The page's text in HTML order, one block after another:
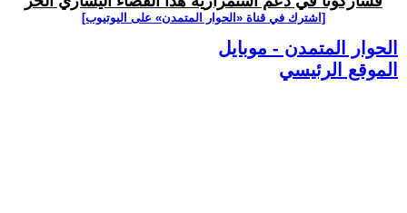
[اشترك في قناة ‫«الحوار المتمدن» على اليوتيوب]
الحوار المتمدن - موبايل
الموقع الرئيسي